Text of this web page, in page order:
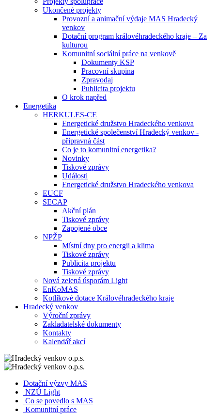
Ukončené projekty
Provozní a animační výdaje MAS Hradecký
venkov
Dotační program královéhradeckého kraje – Za
kulturou
Komunitní sociální práce na venkově
Dokumenty KSP
Pracovní skupina
Zpravodaj
Publicita projektu
O krok napřed
Energetika
HERKULES-CE
Energetické družstvo Hradeckého venkova
Energetické společenství Hradecký venkov -
přípravná část
Co je to komunitní energetika?
Novinky
Tiskové zprávy
Události
Energetické družstvo Hradeckého venkova
EUCF
SECAP
Akční plán
Tiskové zprávy
Zapojené obce
NPŽP
Místní dny pro energii a klima
Tiskové zprávy
Publicita projektu
Tiskové zprávy
Nová zelená úsporám Light
EnKoMAS
Kotlíkové dotace Královéhradeckého kraje
Hradecký venkov
Výroční zprávy
Zakladatelské dokumenty
Kontakty
Kalendář akcí
Dotační výzvy MAS
NZÚ Light
Co se povedlo s MAS
Komunitní práce